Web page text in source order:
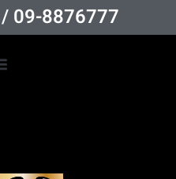
09-8876777 / 054-9409155